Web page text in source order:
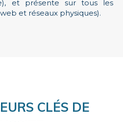
et présente sur tous les
et réseaux physiques).
CLÉS DE